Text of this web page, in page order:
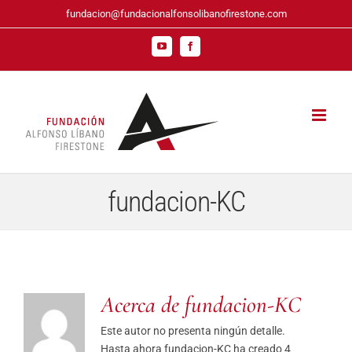
al
fundacion@fundacionalfonsolibanofirestone.com
YouTubeFacebook
fundacion-KC
Acerca de fundacion-KC
Este autor no presenta ningún detalle.
Hasta ahora fundacion-KC ha creado 4